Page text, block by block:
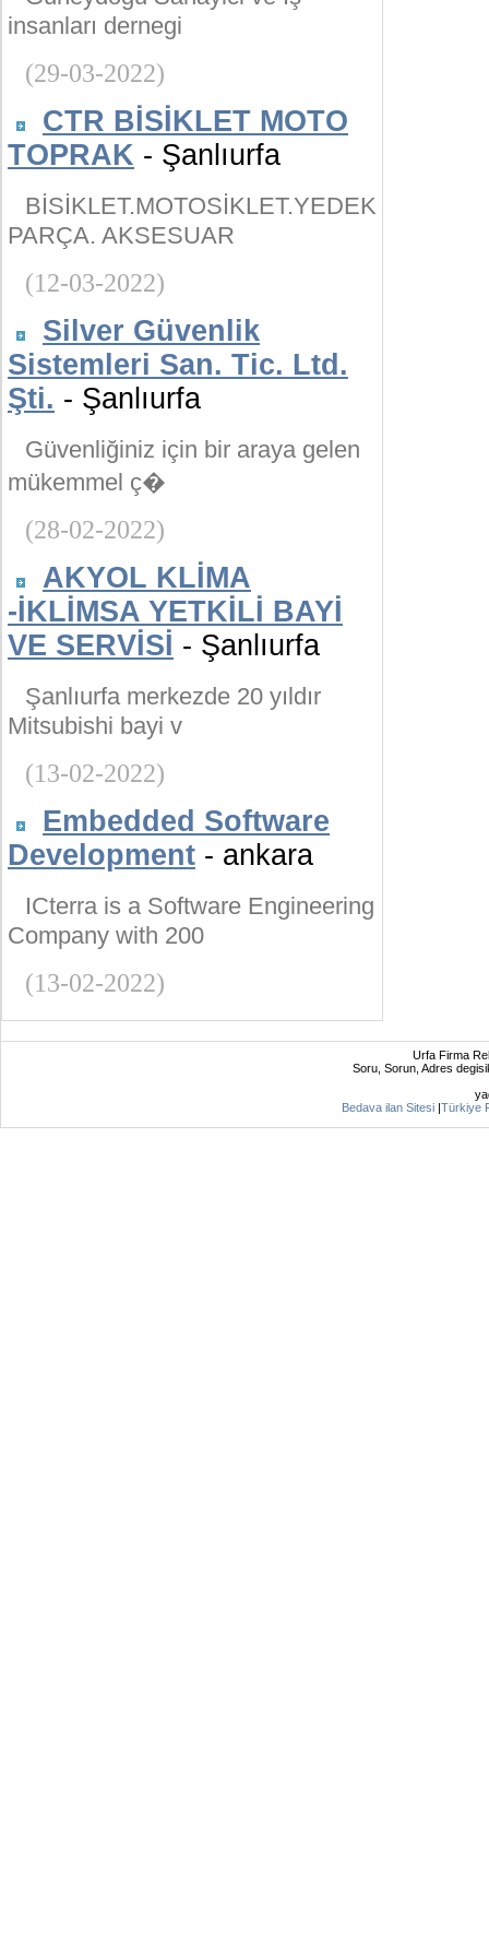
insanları dernegi
(29-03-2022)
CTR BİSİKLET MOTO
TOPRAK - Şanlıurfa
BİSİKLET.MOTOSİKLET.YEDEK
PARÇA. AKSESUAR
(12-03-2022)
Silver Güvenlik
Sistemleri San. Tic. Ltd.
Şti. - Şanlıurfa
Güvenliğiniz için bir araya gelen
mükemmel ç�
(28-02-2022)
AKYOL KLİMA
-İKLİMSA YETKİLİ BAYİ
VE SERVİSİ - Şanlıurfa
Şanlıurfa merkezde 20 yıldır
Mitsubishi bayi v
(13-02-2022)
Embedded Software
Development - ankara
ICterra is a Software Engineering
Company with 200
(13-02-2022)
Urfa Firma
Soru, Sorun, Adres
Bedava ilan Sitesi|Türkiye